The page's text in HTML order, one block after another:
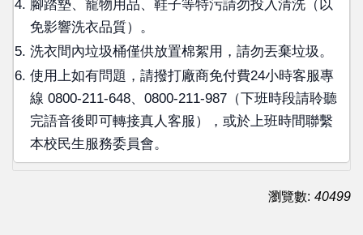
腳踏墊、寵物用品、鞋子等特污請勿投入清洗（以
免影響洗衣品質）。
洗衣間內垃圾桶僅供放置棉絮用，請勿丟棄垃圾。
使用上如有問題，請撥打廠商免付費24小時客服專
線 0800-211-648、0800-211-987（下班時段請聆聽
完語音後即可轉接真人客服），或於上班時間聯繫
本校民生服務委員會。
瀏覽數: 40499